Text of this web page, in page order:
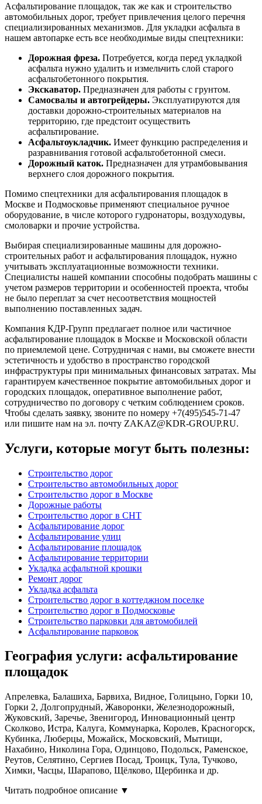
Асфальтирование площадок, так же как и строительство
автомобильных дорог, требует привлечения целого перечня
специализированных механизмов. Для укладки асфальта в
нашем автопарке есть все необходимые виды спецтехники:
Дорожная фреза. Потребуется, когда перед укладкой
асфальта нужно удалить и измельчить слой старого
асфальтобетонного покрытия.
Экскаватор. Предназначен для работы с грунтом.
Самосвалы и автогрейдеры. Эксплуатируются для
доставки дорожно-строительных материалов на
территорию, где предстоит осуществить
асфальтирование.
Асфальтоукладчик. Имеет функцию распределения и
разравнивания готовой асфальтобетонной смеси.
Дорожный каток. Предназначен для утрамбовывания
верхнего слоя дорожного покрытия.
Помимо спецтехники для асфальтирования площадок в
Москве и Подмосковье применяют специальное ручное
оборудование, в числе которого гудронаторы, воздуходувы,
смоловарки и прочие устройства.
Выбирая специализированные машины для дорожно-
строительных работ и асфальтирования площадок, нужно
учитывать эксплуатационные возможности техники.
Специалисты нашей компании способны подобрать машины с
учетом размеров территории и особенностей проекта, чтобы
не было переплат за счет несоответствия мощностей
выполнению поставленных задач.
Компания КДР-Групп предлагает полное или частичное
асфальтирование площадок в Москве и Московской области
по приемлемой цене. Сотрудничая с нами, вы сможете внести
эстетичность и удобство в пространство городской
инфраструктуры при минимальных финансовых затратах. Мы
гарантируем качественное покрытие автомобильных дорог и
городских площадок, оперативное выполнение работ,
сотрудничество по договору с четким соблюдением сроков.
Чтобы сделать заявку, звоните по номеру +7(495)545-71-47
или пишите нам на эл. почту ZAKAZ@KDR-GROUP.RU.
Услуги, которые могут быть полезны:
Строительство дорог
Строительство автомобильных дорог
Строительство дорог в Москве
Дорожные работы
Строительство дорог в СНТ
Асфальтирование дорог
Асфальтирование улиц
Асфальтирование площадок
Асфальтирование территории
Укладка асфальтной крошки
Ремонт дорог
Укладка асфальта
Строительство дорог в коттеджном поселке
Строительство дорог в Подмосковье
Строительство парковки для автомобилей
Асфальтирование парковок
География услуги: асфальтирование
площадок
Апрелевка, Балашиха, Барвиха, Видное, Голицыно, Горки 10,
Горки 2, Долгопрудный, Жаворонки, Железнодорожный,
Жуковский, Заречье, Звенигород, Инновационный центр
Сколково, Истра, Калуга, Коммунарка, Королев, Красногорск,
Кубинка, Люберцы, Можайск, Московский, Мытищи,
Нахабино, Николина Гора, Одинцово, Подольск, Раменское,
Реутов, Селятино, Сергиев Посад, Троицк, Тула, Тучково,
Химки, Часцы, Шарапово, Щёлково, Щербинка и др.
Читать подробное описание ▼